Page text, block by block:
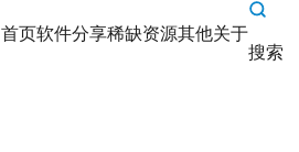
首页软件分享稀缺资源其他关于
搜索